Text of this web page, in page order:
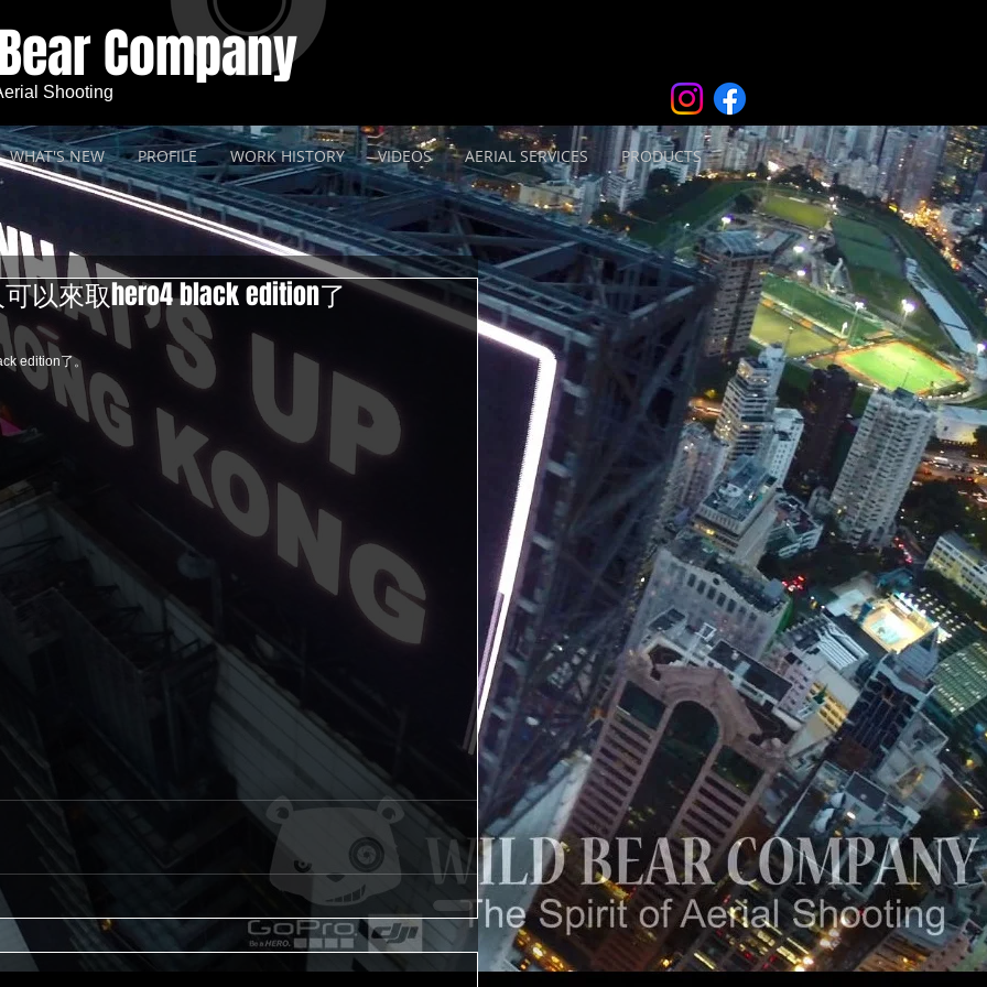
WHAT'S NEW PROFILE WORK HISTORY VIDEOS AERIAL SERVICES PRODUCTS
Company
Shooting
以來取hero4 black edition了
edition了。